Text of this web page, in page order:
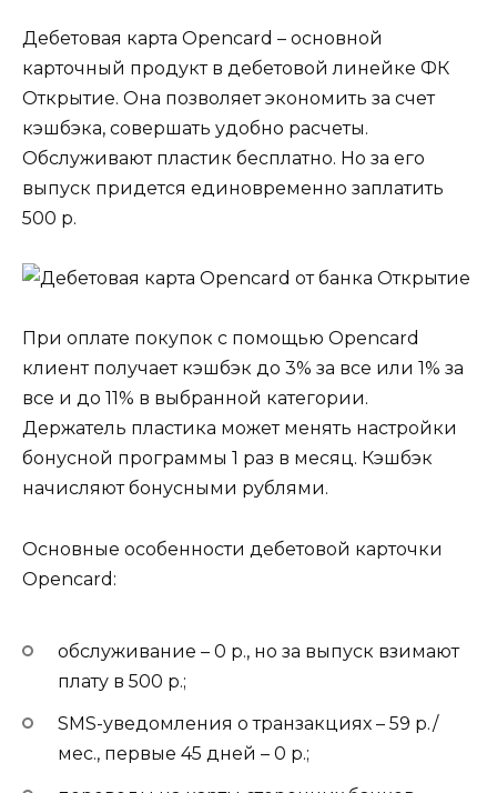
Дебетовая карта Opencard – основной
карточный продукт в дебетовой линейке ФК
Открытие. Она позволяет экономить за счет
кэшбэка, совершать удобно расчеты.
Обслуживают пластик бесплатно. Но за его
выпуск придется единовременно заплатить
500 р.
При оплате покупок с помощью Opencard
клиент получает кэшбэк до 3% за все или 1% за
все и до 11% в выбранной категории.
Держатель пластика может менять настройки
бонусной программы 1 раз в месяц. Кэшбэк
начисляют бонусными рублями.
Основные особенности дебетовой карточки
Opencard:
обслуживание – 0 р., но за выпуск взимают
плату в 500 р.;
SMS-уведомления о транзакциях – 59 р./
мес., первые 45 дней – 0 р.;